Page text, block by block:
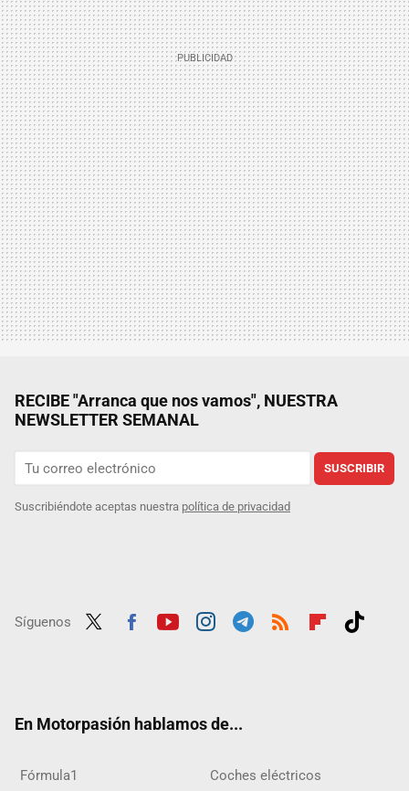
RECIBE "Arranca que nos vamos", NUESTRA
NEWSLETTER SEMANAL
SUSCRIBIR
Suscribiéndote aceptas nuestra política de privacidad
Síguenos
En Motorpasión hablamos de...
Fórmula1 Coches eléctricos